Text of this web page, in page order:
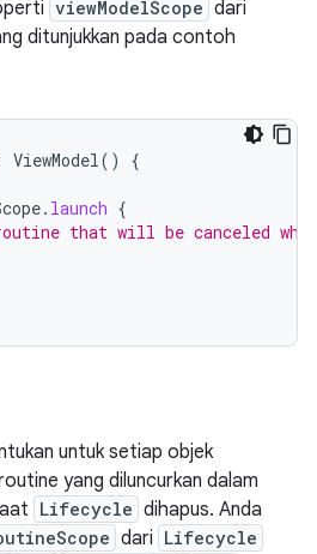
viewModelScope dari
ditunjukkan pada contoh
ViewModel()
{
. launch {
that will be canceled
untuk setiap objek
yang diluncurkan dalam
Lifecycle dihapus. Anda
dari Lifecycle